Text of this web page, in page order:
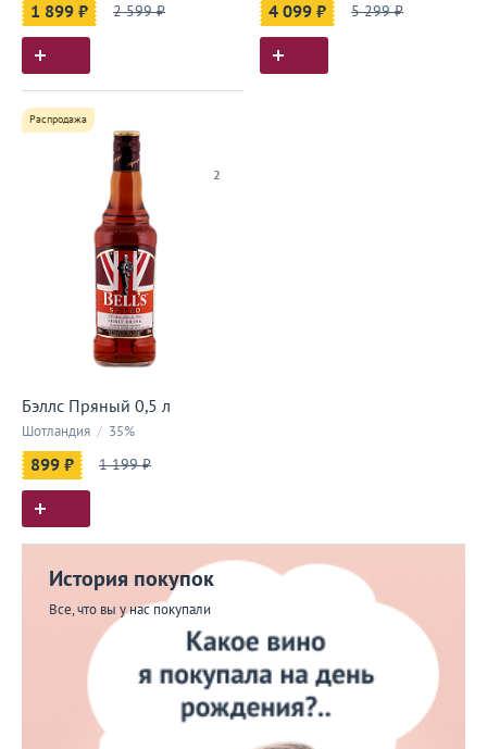
1 899 ₽ 2 599 ₽ 4 099 ₽ 5 299 ₽
2
Распродажа
Бэллс Пряный 0,5 л
Шотландия / 35%
899 ₽ 1 199 ₽
История покупок
Все, что вы у нас покупали